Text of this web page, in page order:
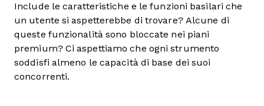
Include le caratteristiche e le funzioni basilari che
un utente si aspetterebbe di trovare? Alcune di
queste funzionalità sono bloccate nei piani
premium? Ci aspettiamo che ogni strumento
soddisfi almeno le capacità di base dei suoi
concorrenti.